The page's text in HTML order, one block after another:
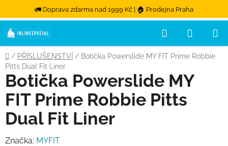
🚛 Doprava zdarma nad 1999 Kč | 🏠 Prodejna Praha
Přejít na obsah
Hledat
Domů
/ PŘÍSLUŠENSTVÍ / Botička Powerslide MY FIT Prime Robbie
Pitts Dual Fit Liner
Botička Powerslide MY
FIT Prime Robbie Pitts
Dual Fit Liner
Značka: MYFIT